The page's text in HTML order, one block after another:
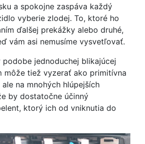
a spokojne zaspáva každý
vyberie zlodej. To, ktoré ho
ďalšej prekážky alebo druhé,
vám asi nemusíme vysvetľovať.
podobe jednoduchej blikajúcej
môže tiež vyzerať ako primitívna
na mnohých hlúpejších
by dostatočne účinný
ktorý ich od vniknutia do